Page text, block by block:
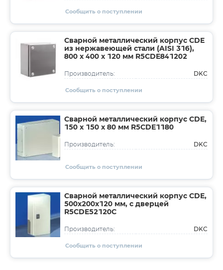
Сообщить о поступлении
Сварной металлический корпус CDE
из нержавеющей стали (AISI 316),
800 x 400 x 120 мм R5CDE841202
Производитель: DKC
Сообщить о поступлении
Сварной металлический корпус CDE,
150 x 150 x 80 мм R5CDE1180
Производитель: DKC
Сообщить о поступлении
Сварной металлический корпус CDE,
500х200х120 мм, с дверцей
R5CDE52120C
Производитель: DKC
Сообщить о поступлении